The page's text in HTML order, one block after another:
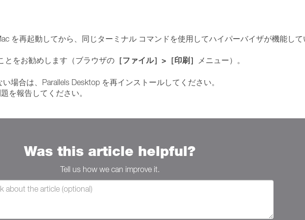
を再起動してから、同じターミナル コマンドを使用してハイパーバイザが機能して
とをお勧めします（ブラウザの ［ファイル］ > ［印刷］ メニュー）。
場合は、Parallels Desktop を再インストールしてください。
を報告してください。
Was this article helpful?
Tell us how we can improve it.